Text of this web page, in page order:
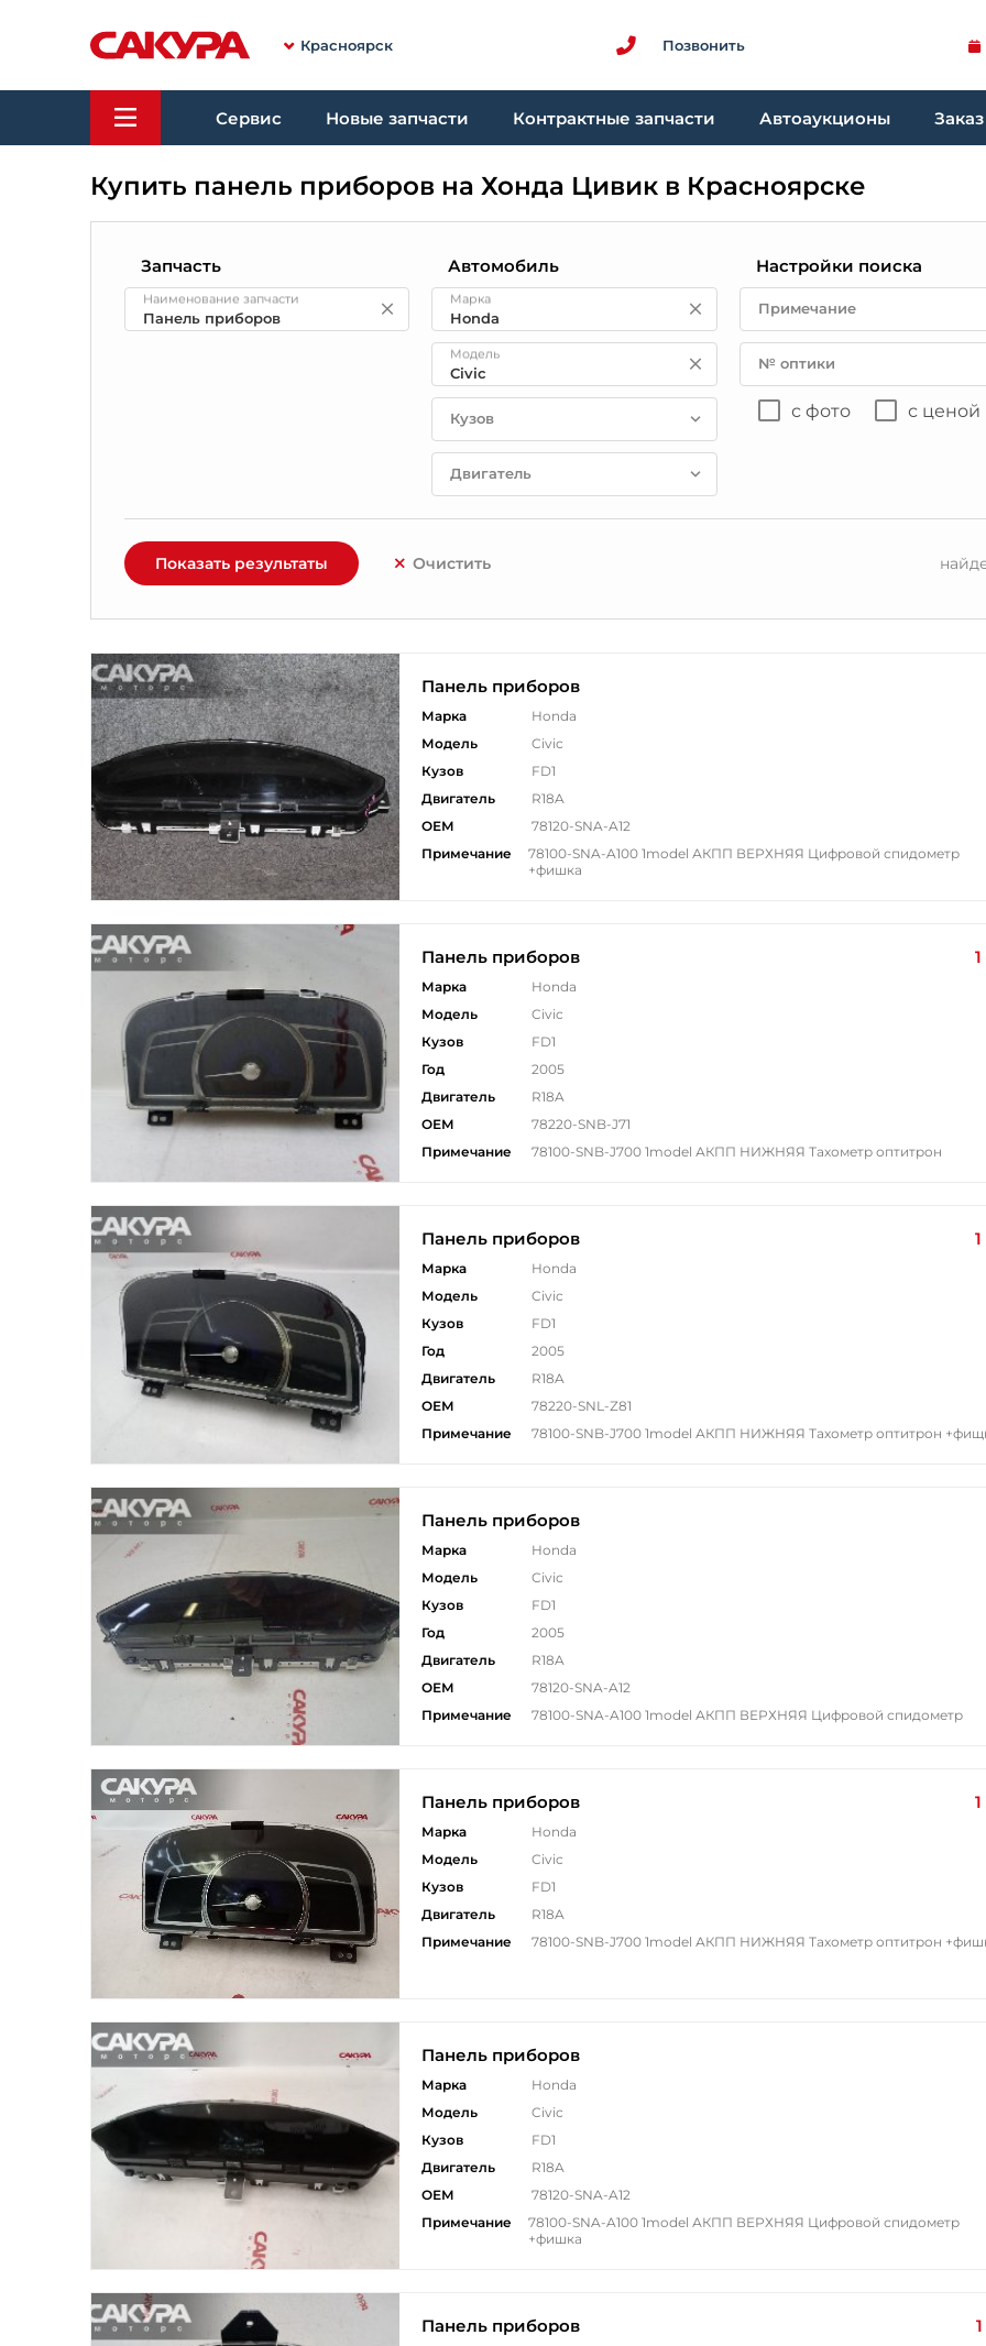
Красноярск Позвонить
Сервис Новые запчасти Контрактные запчасти Автоаукционы
Купить панель приборов на Хонда Цивик в Красноярске
Запчасть
Наименование запчасти
Автомобиль
Марка
Модель
Кузов
Двигатель
Настройки поиска
Примечание
№ оптики
с фото с ценой
Показать результаты Очистить
Панель приборов
Марка
Honda
Модель
Civic
Кузов
FD1
Двигатель
R18A
ОЕМ
78120-SNA-A12
Примечание
78100-SNA-A100 1model АКПП ВЕРХНЯЯ Цифровой спидометр
+фишка
Панель приборов
Марка
Honda
Модель
Civic
Кузов
FD1
Год
2005
Двигатель
R18A
ОЕМ
78220-SNB-J71
Примечание
78100-SNB-J700 1model АКПП НИЖНЯЯ Тахометр оптитрон
Панель приборов
Марка
Honda
Модель
Civic
Кузов
FD1
Год
2005
Двигатель
R18A
ОЕМ
78220-SNL-Z81
Примечание
78100-SNB-J700 1model АКПП НИЖНЯЯ Тахометр оптитрон
Панель приборов
Марка
Honda
Модель
Civic
Кузов
FD1
Год
2005
Двигатель
R18A
ОЕМ
78120-SNA-A12
Примечание
78100-SNA-A100 1model АКПП ВЕРХНЯЯ Цифровой спидометр
Панель приборов
Марка
Honda
Модель
Civic
Кузов
FD1
Двигатель
R18A
Примечание
78100-SNB-J700 1model АКПП НИЖНЯЯ Тахометр оптитрон
Панель приборов
Марка
Honda
Модель
Civic
Кузов
FD1
Двигатель
R18A
ОЕМ
78120-SNA-A12
Примечание
78100-SNA-A100 1model АКПП ВЕРХНЯЯ Цифровой спидометр
+фишка
Панель приборов